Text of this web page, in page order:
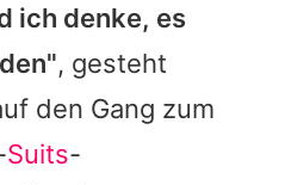
ich denke, es
, gesteht
den Gang zum
Suits-